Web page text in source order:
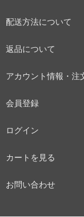
配送方法について
返品について
アカウント情報・注
会員登録
ログイン
カートを見る
お問い合わせ